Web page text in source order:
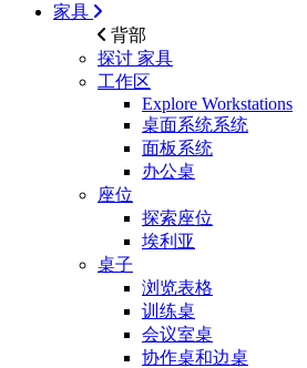
家具
背部
探讨 家具
工作区
Explore Workstations
桌面系统系统
面板系统
办公桌
座位
探索座位
埃利亚
桌子
浏览表格
训练桌
会议室桌
协作桌和边桌